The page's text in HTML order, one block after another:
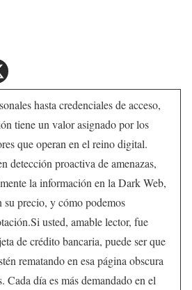
hasta credenciales de acceso,
tiene un valor asignado por los
que operan en el reino digital.
detección proactiva de amenazas,
la información en la Dark Web,
su precio, y cómo podemos
usted, amable lector, fue
de crédito bancaria, puede ser que
rematando en esa página obscura
Cada día es más demandado en el